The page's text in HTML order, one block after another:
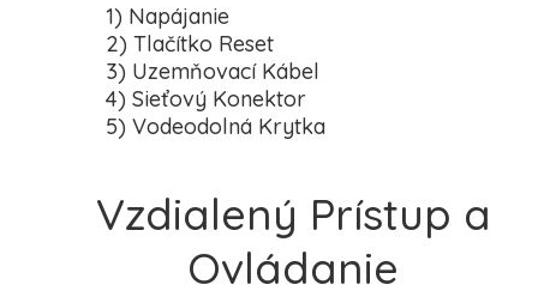
1) Napájanie
2) Tlačítko Reset
3) Uzemňovací Kábel
4) Sieťový Konektor
5) Vodeodolná Krytka
Vzdialený Prístup a
Ovládanie